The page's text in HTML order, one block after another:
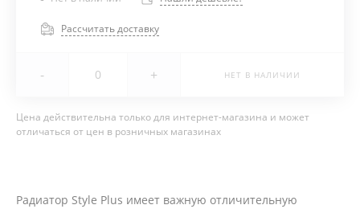
Рассчитать доставку
- + НЕТ В НАЛИЧИИ
Цена действительна только для интернет-магазина и может
отличаться от цен в розничных магазинах
Радиатор Style Plus имеет важную отличительную